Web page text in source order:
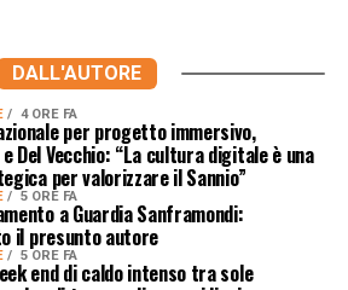
DALL'AUTORE
4 ORE FA
per progetto immersivo,
Del Vecchio: “La cultura digitale è una
per valorizzare il Sannio”
5 ORE FA
a Guardia Sanframondi:
il presunto autore
5 ORE FA
end di caldo intenso tra sole